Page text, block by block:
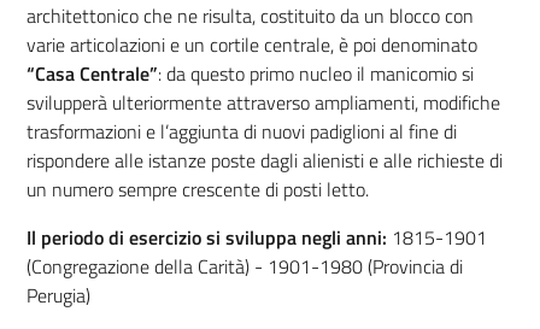
architettonico che ne risulta, costituito da un blocco con
varie articolazioni e un cortile centrale, è poi denominato
“Casa Centrale”: da questo primo nucleo il manicomio si
svilupperà ulteriormente attraverso ampliamenti, modifiche
trasformazioni e l’aggiunta di nuovi padiglioni al fine di
rispondere alle istanze poste dagli alienisti e alle richieste di
un numero sempre crescente di posti letto.
Il periodo di esercizio si sviluppa negli anni: 1815-1901
(Congregazione della Carità) - 1901-1980 (Provincia di
Perugia)